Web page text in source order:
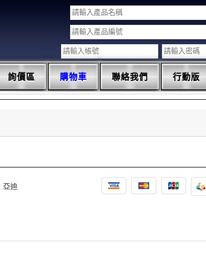
詢價區 購物車 聯絡我們 行動版
亞迪